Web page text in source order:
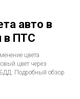
авто в
в ПТС
цвета
цвет через
Подробный обзор